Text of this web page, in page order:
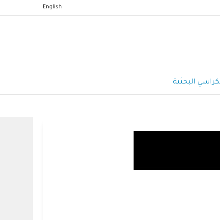
English
البحثية